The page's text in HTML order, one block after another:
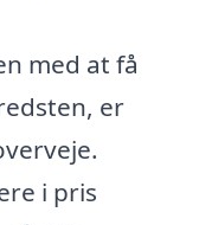
med at få
er
i pris